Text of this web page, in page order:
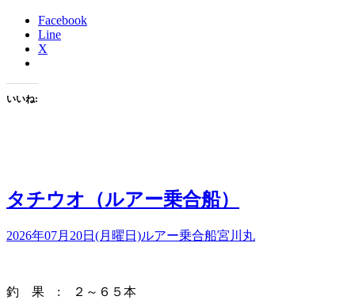
Facebook
Line
X
いいね:
タチウオ（ルアー乗合船）
2026年07月20日(月曜日)ルアー乗合船宮川丸
釣 果 : ２～６５本